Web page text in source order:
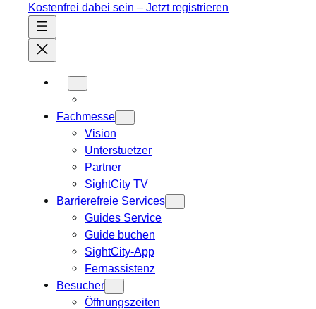
Kostenfrei dabei sein – Jetzt registrieren
Fachmesse
Vision
Unterstuetzer
Partner
SightCity TV
Barrierefreie Services
Guides Service
Guide buchen
SightCity-App
Fernassistenz
Besucher
Öffnungszeiten